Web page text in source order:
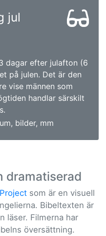
jul
dagar efter julafton (6
på julen. Det är den
vise männen som
handlar särskilt
bilder, mm
dramatiserad
som är en visuell
Bibeltexten är
läser. Filmerna har
översättning.